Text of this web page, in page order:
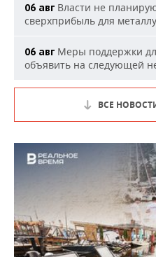
06 авг Власти не
сверхприбыль для
06 авг Меры поддержки
объявить на следующей
ВСЕ